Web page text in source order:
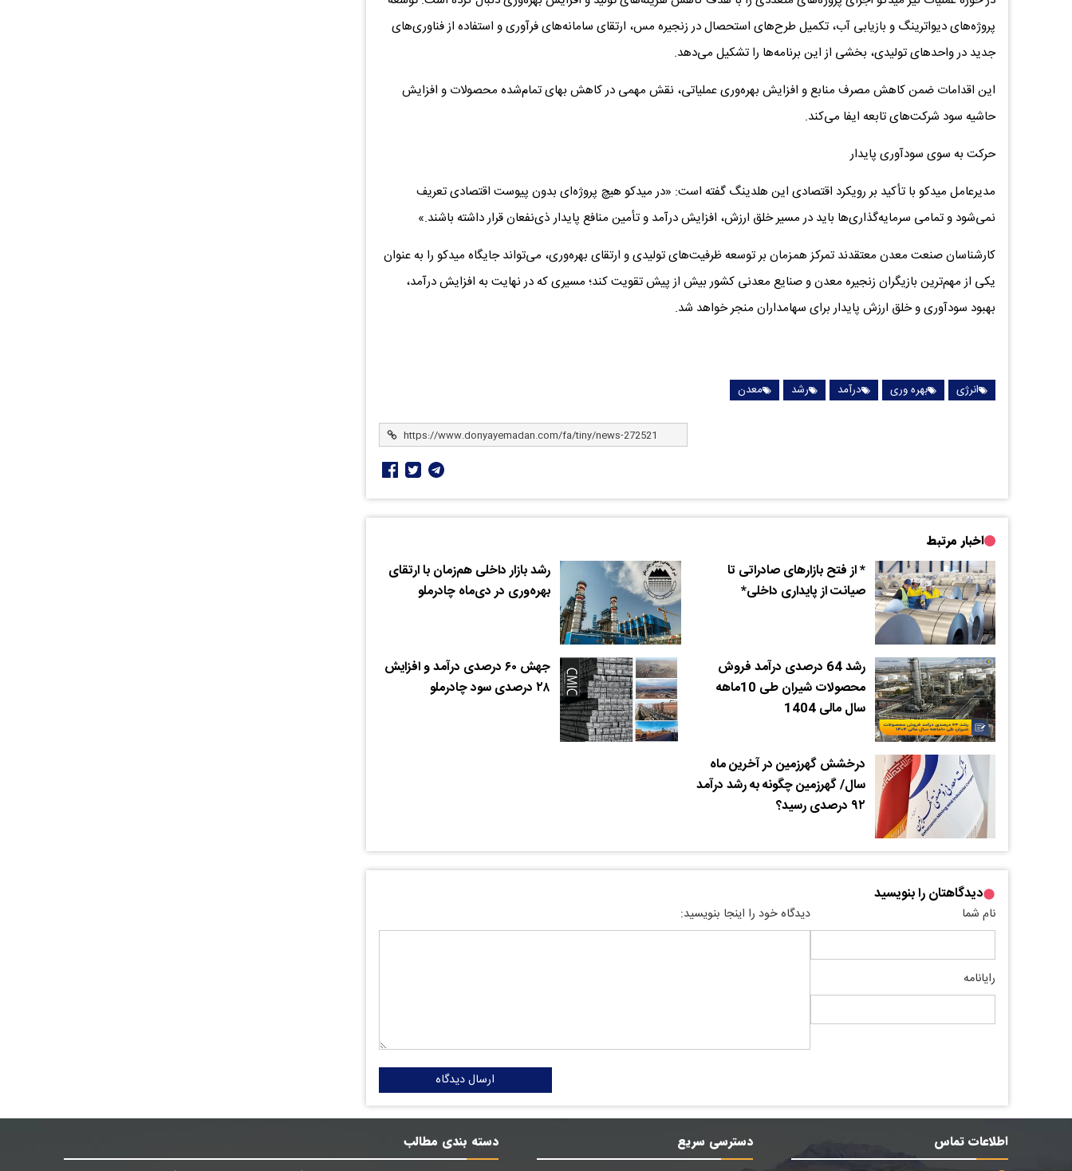
پروژه‌های دیواترینگ و بازیابی آب، تکمیل طرح‌های استحصال در زنجیره مس، ارتقای سامانه‌های فرآوری و استفاده از فناوری‌های
جدید در واحدهای تولیدی، بخشی از این برنامه‌ها را تشکیل می‌دهد.
این اقدامات ضمن کاهش مصرف منابع و افزایش بهره‌وری عملیاتی، نقش مهمی در کاهش بهای تمام‌شده محصولات و افزایش
حاشیه سود شرکت‌های تابعه ایفا می‌کند.
حرکت به سوی سودآوری پایدار
مدیرعامل میدکو با تأکید بر رویکرد اقتصادی این هلدینگ گفته است: «در میدکو هیچ پروژه‌ای بدون پیوست اقتصادی تعریف
نمی‌شود و تمامی سرمایه‌گذاری‌ها باید در مسیر خلق ارزش، افزایش درآمد و تأمین منافع پایدار ذی‌نفعان قرار داشته باشند.»
کارشناسان صنعت معدن معتقدند تمرکز همزمان بر توسعه ظرفیت‌های تولیدی و ارتقای بهره‌وری، می‌تواند جایگاه میدکو را به عنوان
یکی از مهم‌ترین بازیگران زنجیره معدن و صنایع معدنی کشور بیش از پیش تقویت کند؛ مسیری که در نهایت به افزایش درآمد،
بهبود سودآوری و خلق ارزش پایدار برای سهامداران منجر خواهد شد.
انرژی بهره وری درآمد رشد معدن
اخبار مرتبط
* از فتح بازارهای صادراتی تا
صیانت از پایداری داخلی*
رشد بازار داخلی هم‌زمان با ارتقای
بهره‌وری در دی‌ماه چادرملو
رشد 64 درصدی درآمد فروش
محصولات شیران طی 10ماهه
سال مالی 1404
جهش ۶۰ درصدی درآمد و افزایش
۲۸ درصدی سود چادرملو
درخشش گهرزمین در آخرین ماه
سال/ گهرزمین چگونه به رشد درآمد
۹۲ درصدی رسید؟
دیدگاهتان را بنویسید
نام شما
رایانامه
دیدگاه خود را اینجا بنویسید:
ارسال دیدگاه
اطلاعات تماس
دسترسی سریع
دسته بندی مطالب